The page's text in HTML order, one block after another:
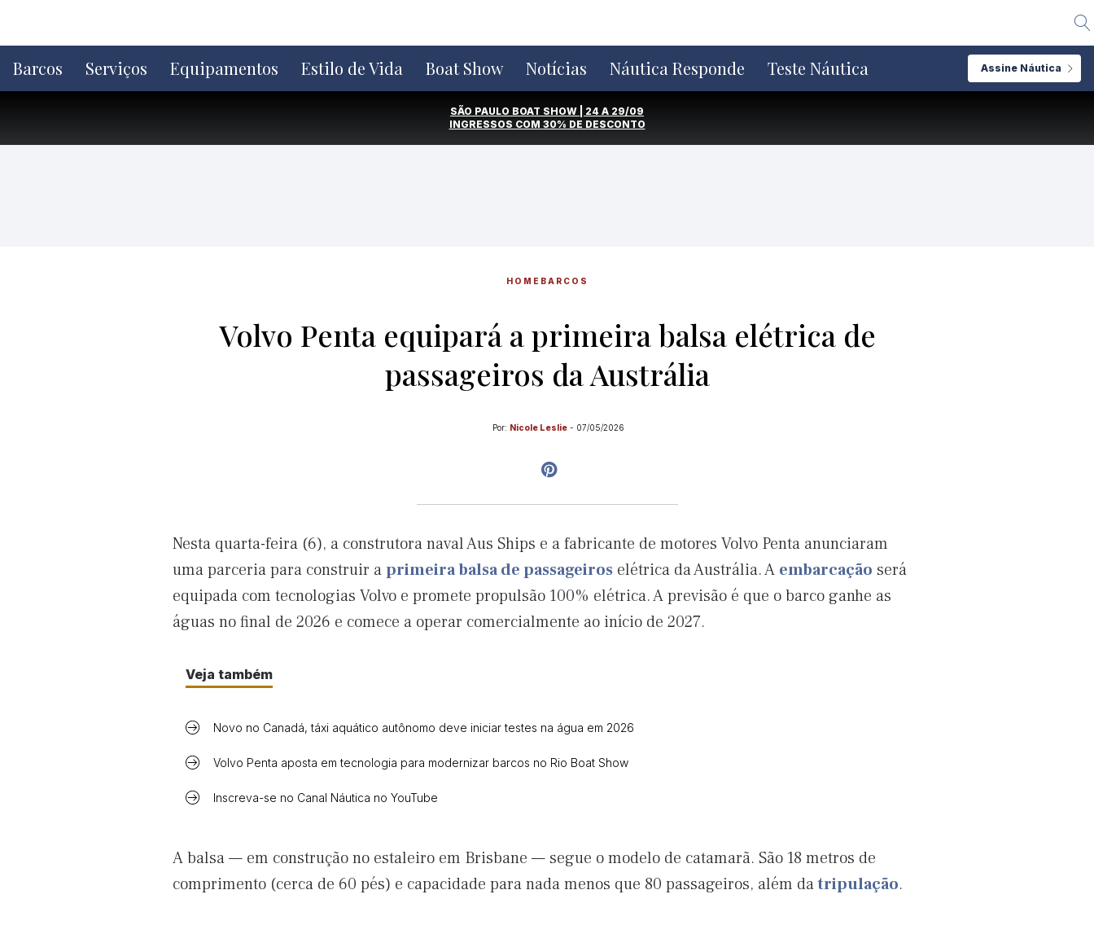
o
conteúdo
Barcos Serviços Equipamentos Estilo de Vida Boat Show Notícias Náutica Responde Teste Náutica Assine Náutica
SÃO PAULO BOAT SHOW | 24 A 29/09
INGRESSOS COM 30% DE DESCONTO
HOME BARCOS
Volvo Penta equipará a primeira balsa elétrica de
passageiros da Austrália
Por: Nicole Leslie - 07/05/2026
Nesta quarta-feira (6), a construtora naval Aus Ships e a fabricante de motores Volvo Penta anunciaram
uma parceria para construir aprimeira balsa de passageiros elétrica da Austrália. A embarcação será
equipada com tecnologias Volvo e promete propulsão 100% elétrica. A previsão é que o barco ganhe as
águas no final de 2026 e comece a operar comercialmente ao início de 2027.
Veja também
Novo no Canadá, táxi aquático autônomo deve iniciar testes na água em 2026
Volvo Penta aposta em tecnologia para modernizar barcos no Rio Boat Show
Inscreva-se no Canal Náutica no YouTube
A balsa — em construção no estaleiro em Brisbane — segue o modelo de catamarã. São 18 metros de
comprimento (cerca de 60 pés) e capacidade para nada menos que 80 passageiros, além datripulação.